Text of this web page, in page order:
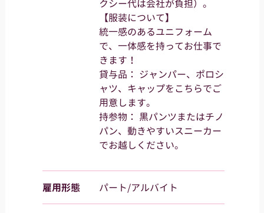
クシー代は会社が負担）。
【服装について】
統一感のあるユニフォーム
で、一体感を持ってお仕事で
きます！
貸与品： ジャンパー、ポロシ
ャツ、キャップをこちらでご
用意します。
持参物： 黒パンツまたはチノ
パン、動きやすいスニーカー
でお越しください。
雇用形態 パート/アルバイト